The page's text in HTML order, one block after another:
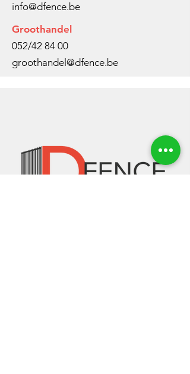
info@dfence.be
Groothandel
052/42 84 00
groothandel@dfence.be